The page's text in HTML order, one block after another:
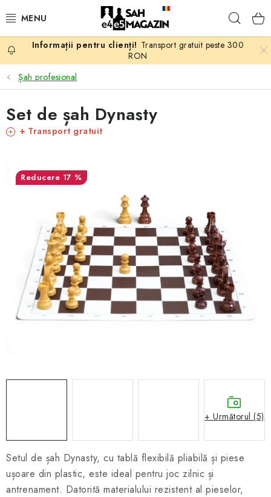
PROMOTII
ȘAH
PIESE DE ȘAH
CEAS DE ȘAH
CĂRȚI DE ȘAH
ANTICARIAT
ȘAH ONLINE
MERCH ȘAH
Transport gratuit peste 300
RON
Șah profesional
Setul de șah Dynasty, cu tablă flexibilă pliabilă și piese
ușoare din plastic, este ideal pentru joc zilnic și
antrenament. Datorită materialului rezistent al pieselor,
Set de șah Dynasty
+ Transport gratuit
17 %
+ Următorul (5)